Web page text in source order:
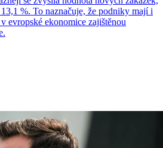
%. To naznačuje, že podniky mají i
evropské ekonomice zajištěnou